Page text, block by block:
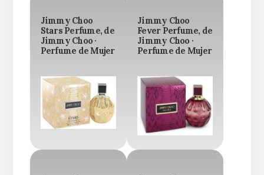
Jimmy Choo
Stars Perfume, de
Jimmy Choo ·
Perfume de Mujer
Jimmy Choo
Fever Perfume, de
Jimmy Choo ·
Perfume de Mujer